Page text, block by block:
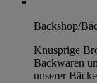
Backshop/
Knusprige
Backwaren
unserer